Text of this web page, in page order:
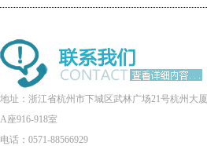
地址：浙江省杭州市下城区武林广场21号杭州大厦
A座916-918室
电话：0571-88566929